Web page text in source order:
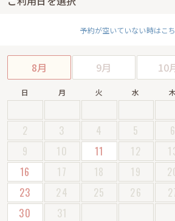
予約が空いていない時はこ
8月 9月 10
日 月 火 水 木
2
3 4 5 6
9
10 11 12
16
17 18 19
23
24 25 26
30
31